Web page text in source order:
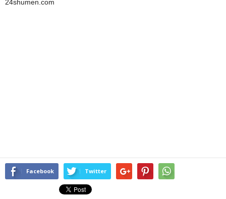
24shumen.com
Facebook Twitter